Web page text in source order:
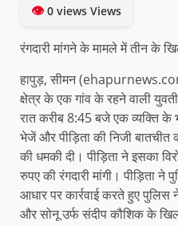
👁0 views Views
रंगदारी मांगने के मामले में तीन के
हापुड़, सीमन
क्षेत्र के एक गांव के रहने वाली
रात करीब 8:45 बजे एक व्यक्ति
भेजें और पीड़िता की निजी बातचीत
की धमकी दी। पीड़िता ने इसका
रुपए की रंगदारी मांगी। पीड़िता
आधार पर कार्रवाई करते हुए
और सोनू उर्फ संदीप कौशिक के